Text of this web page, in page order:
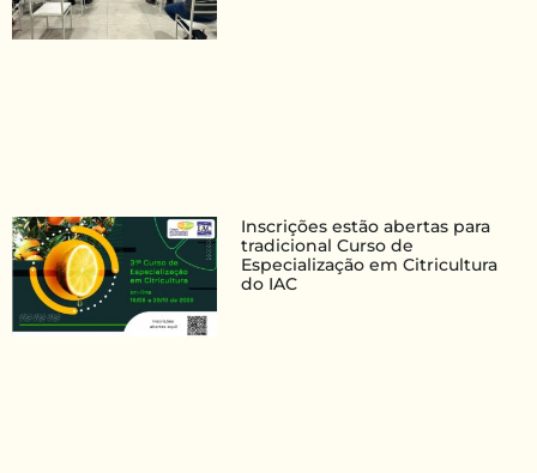
Inscrições estão abertas para
tradicional Curso de
Especialização em Citricultura
do IAC